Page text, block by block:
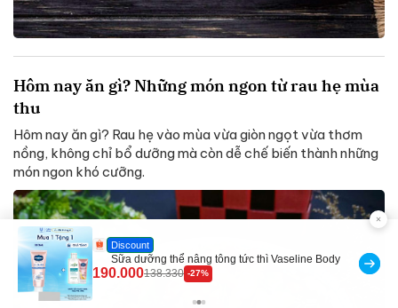
Hôm nay ăn gì? Những món ngon từ rau hẹ mùa
thu
Hôm nay ăn gì? Rau hẹ vào mùa vừa giòn ngọt vừa thơm
nồng, không chỉ bổ dưỡng mà còn dễ chế biến thành những
món ngon khó cưỡng.
Flash Sale
Robot Hút Bụi Lau Nhà - D2-001 - Thông Minh
3.000.0002.200.000 -26%